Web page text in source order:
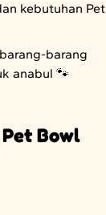
kebutuhan Pet
barang
anabul 🐾
Bowl